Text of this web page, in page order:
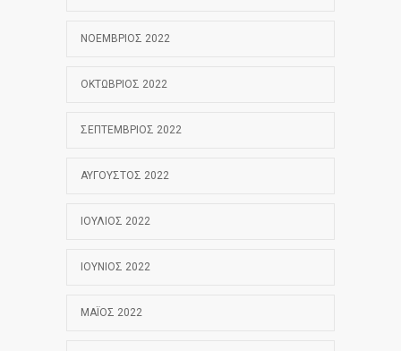
ΝΟΈΜΒΡΙΟΣ 2022
ΟΚΤΏΒΡΙΟΣ 2022
ΣΕΠΤΈΜΒΡΙΟΣ 2022
ΑΎΓΟΥΣΤΟΣ 2022
ΙΟΎΛΙΟΣ 2022
ΙΟΎΝΙΟΣ 2022
ΜΆΙΟΣ 2022